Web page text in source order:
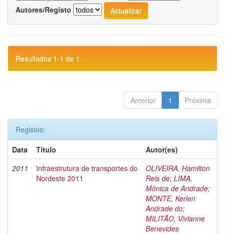
Autores/Registo
Resultados 1-1 de 1.
Anterior 1 Próxima
Registos:
Data
Título
Autor(es)
2011
Infraestrutura de transportes do
Nordeste 2011
OLIVEIRA, Hamilton
Reis de; LIMA,
Mônica de Andrade;
MONTE, Kerlen
Andrade do;
MILITÃO, Vivianne
Benevides